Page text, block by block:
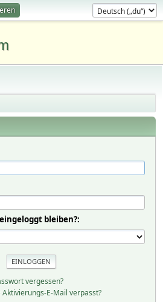
bleiben?:
vergessen?
Aktivierungs-E-Mail verpasst?